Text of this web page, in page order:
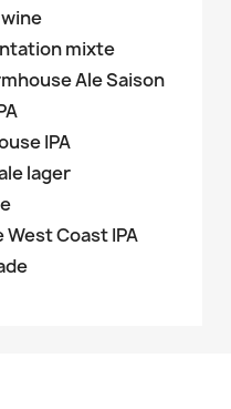
mixte
Ale Saison
IPA
lager
West Coast IPA